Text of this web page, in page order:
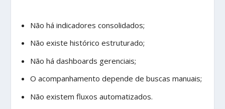
Não há indicadores consolidados;
Não existe histórico estruturado;
Não há dashboards gerenciais;
O acompanhamento depende de buscas manuais;
Não existem fluxos automatizados.